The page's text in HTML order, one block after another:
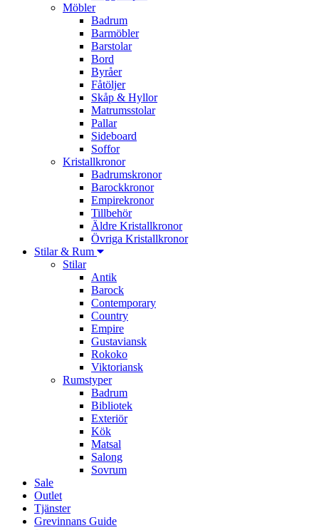
Möbler
Badrum
Barmöbler
Barstolar
Bord
Byråer
Fåtöljer
Skåp & Hyllor
Matrumsstolar
Pallar
Sideboard
Soffor
Kristallkronor
Badrumskronor
Barockkronor
Empirekronor
Tillbehör
Äldre Kristallkronor
Övriga Kristallkronor
Stilar & Rum
Stilar
Antik
Barock
Contemporary
Country
Empire
Gustaviansk
Rokoko
Viktoriansk
Rumstyper
Badrum
Bibliotek
Exteriör
Kök
Matsal
Salong
Sovrum
Sale
Outlet
Tjänster
Grevinnans Guide